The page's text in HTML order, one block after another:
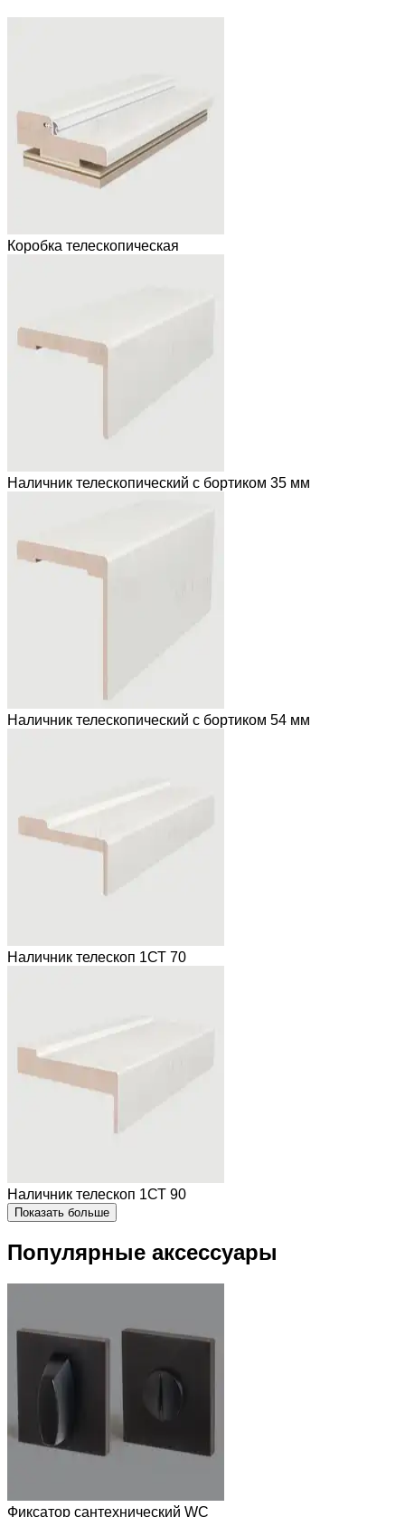
Коробка телескопическая
Наличник телескопический с бортиком 35 мм
Наличник телескопический с бортиком 54 мм
Наличник телескоп 1СТ 70
Наличник телескоп 1СТ 90
Показать больше
Популярные аксессуары
Фиксатор сантехнический WC